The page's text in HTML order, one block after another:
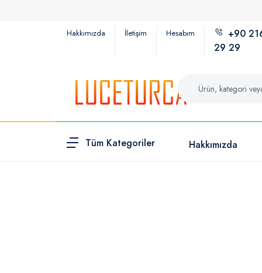
Hakkımızda İletişim Hesabım
+90
29 29
Tüm Kategoriler Hakkımızda